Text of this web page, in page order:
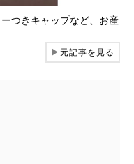
つきキャップなど、お産
▶元記事を見る